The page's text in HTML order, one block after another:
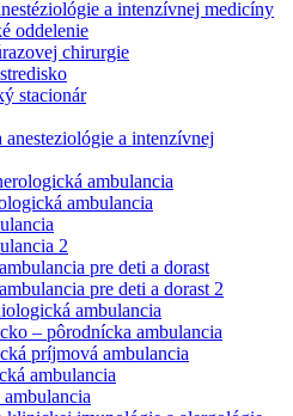
a intenzívnej medicíny
oddelenie
chirurgie
stacionár
a intenzívnej
ambulancia
ambulancia
2
pre deti a dorast
pre deti a dorast 2
ambulancia
– pôrodnícka ambulancia
príjmová ambulancia
ambulancia